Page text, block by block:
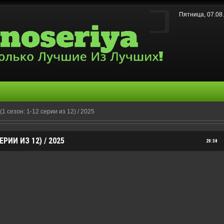
Пятница,
сезон: 1-12 серии из 12) / 2025
20:38
ИЗ 12) / 2025